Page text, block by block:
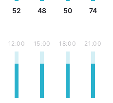
52 48 50 74
12:00 15:00 18:00 21:00